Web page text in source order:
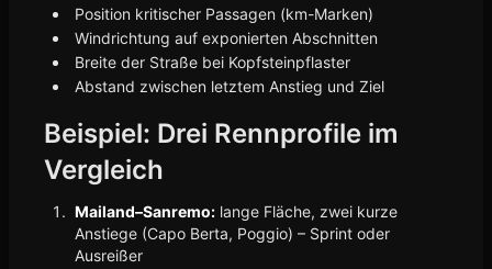
Position kritischer Passagen (km-Marken)
Windrichtung auf exponierten Abschnitten
Breite der Straße bei Kopfsteinpflaster
Abstand zwischen letztem Anstieg und Ziel
Beispiel: Drei Rennprofile im
Vergleich
Mailand–Sanremo: lange Fläche, zwei kurze
Anstiege (Capo Berta, Poggio) – Sprint oder
Ausreißer